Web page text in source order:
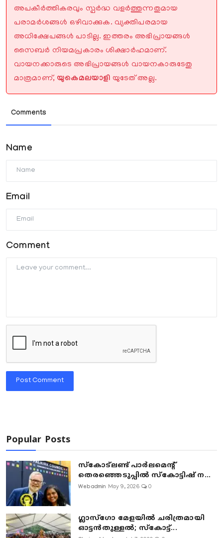
അപകീർത്തികരവും സ്പർദ്ധ വളർത്തുന്നതുമായ
പരാമർശങ്ങൾ ഒഴിവാക്കുക. വ്യക്തിപരമായ
അധിക്ഷേപങ്ങൾ പാടില്ല. ഇത്തരം അഭിപ്രായങ്ങൾ
സൈബർ നിയമപ്രകാരം ശിക്ഷാർഹമാണ്.
വായനക്കാരുടെ അഭിപ്രായങ്ങൾ വായനകാരുടേതു
മാത്രമാണ്, യുകെമലയാളി യുടേത് അല്ല.
Comments
Name
Email
Comment
Post Comment
Popular Posts
സ്കോട്ലണ്ട് പാർലമെന്റ്
തെരഞ്ഞെടുപ്പിൽ സ്കോട്ടിഷ് ന...
Webadmin May 9, 2026 0
ഗ്ലാസ്‌ഗോ മേളയിൽ ചരിത്രമായി
ഓട്ടൻതുള്ളൽ; സ്‌കോട്ട്...